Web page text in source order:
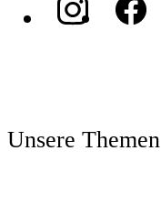
Unsere Themen